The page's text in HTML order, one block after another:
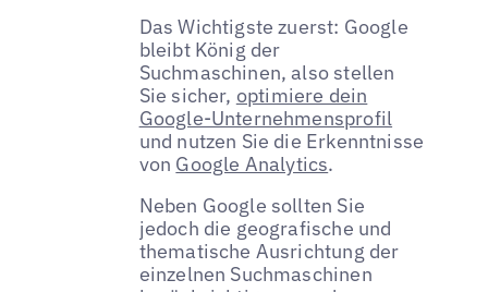
Das Wichtigste zuerst: Google
bleibt König der
Suchmaschinen, also stellen
Sie sicher, optimiere dein
Google-Unternehmensprofil
und nutzen Sie die Erkenntnisse
von Google Analytics.
Neben Google sollten Sie
jedoch die geografische und
thematische Ausrichtung der
einzelnen Suchmaschinen